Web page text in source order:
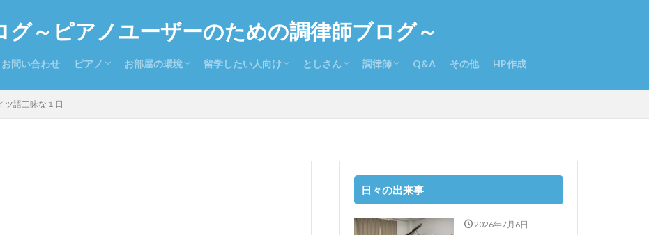
グ～ピアノユーザーのための調律師ブログ～
お問い合わせ ピアノ
ピアノを持っている人向け
ピアノを探している人向け
お部屋の環境
置き場所
防音
温度と湿度
留学したい人向け
留学お役立ち情報
留学ドイツ語
としさん
としさんのさらに詳しい経歴
お気に入りCD
全日本ピアノeコンクール体験記
調律師
調律師になるには
調律関係書籍
Q&A その他 HP作成
ツ語三昧な１日
日々の出来事
2026年7月6日